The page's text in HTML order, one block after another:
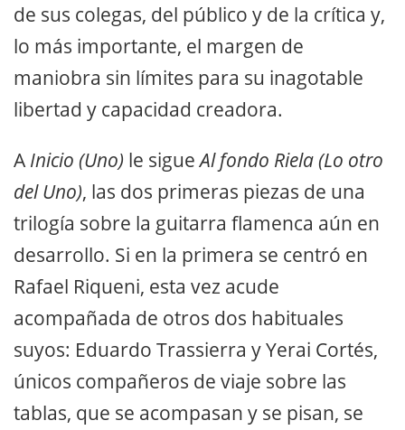
de sus colegas, del público y de la crítica y,
lo más importante, el margen de
maniobra sin límites para su inagotable
libertad y capacidad creadora.
A Inicio (Uno) le sigueAl fondo Riela (Lo otro
del Uno), las dos primeras piezas de una
trilogía sobre la guitarra flamenca aún en
desarrollo. Si en la primera se centró en
Rafael Riqueni, esta vez acude
acompañada de otros dos habituales
suyos: Eduardo Trassierra y Yerai Cortés,
únicos compañeros de viaje sobre las
tablas, que se acompasan y se pisan, se